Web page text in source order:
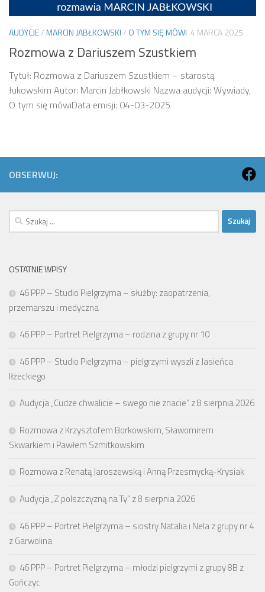
AUDYCJE/MARCIN JABŁKOWSKI/ O TYM SIĘ MÓWI 4 MARCA 2025
Rozmowa z Dariuszem Szustkiem
Tytuł: Rozmowa z Dariuszem Szustkiem – starostą
łukowskim Autor: Marcin Jabłkowski Nazwa audycji: Wywiady,
O tym się mówiData emisji: 04-03-2025
OBSERWUJ:
Szukaj:
OSTATNIE WPISY
46 PPP – Studio Pielgrzyma – służby: zaopatrzenia,
przemarszu i medyczna
46 PPP – Portret Pielgrzyma – rodzina z grupy nr 10
46 PPP – Studio Pielgrzyma – pielgrzymi wyszli z Jasieńca
Iłżeckiego
Audycja „Cudze chwalicie – swego nie znacie” z 8 sierpnia 2026
Rozmowa z Krzysztofem Borkowskim, Sławomirem
Skwarkiem i Pawłem Szmitkowskim
Rozmowa z Renatą Jaroszewską i Anną Przesmycką-Krysiak
Audycja „Z polszczyzną na Ty” z 8 sierpnia 2026
46 PPP – Portret Pielgrzyma – siostry Natalia i Nela z grupy nr 4
z Garwolina
46 PPP – Portret Pielgrzyma – młodzi pielgrzymi z grupy 8B z
Gończyc